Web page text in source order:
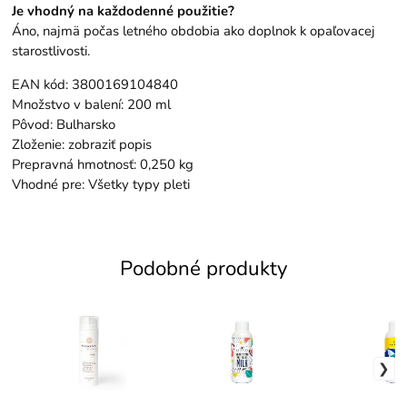
Je vhodný na každodenné použitie?
Áno, najmä počas letného obdobia ako doplnok k opaľovacej
starostlivosti.
EAN kód: 3800169104840
Množstvo v balení: 200 ml
Pôvod: Bulharsko
Zloženie: zobraziť popis
Prepravná hmotnosť: 0,250 kg
Vhodné pre: Všetky typy pleti
Podobné produkty